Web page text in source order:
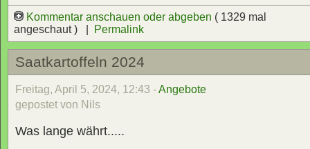
Kommentar anschauen oder abgeben ( 1329 mal
angeschaut ) |
Permalink
Saatkartoffeln 2024
Freitag, April 5, 2024, 12:43 -Angebote
gepostet von Nils
Was lange währt.....